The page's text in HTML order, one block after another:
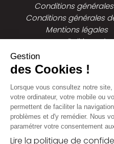
Conditions
Conditions générales
Mentions légales
Politique de
Gestion
des Cookies !
Lorsque vous consultez notre
votre ordinateur, votre mobile ou
permettent de faciliter la
problèmes et d'y remédier. Nous
paramétrer votre consentement
Lire la politique de